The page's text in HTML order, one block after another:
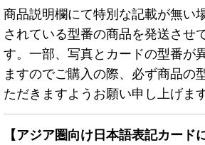
商品説明欄にて特別な記載が無い
されている型番の商品を発送させ
す。一部、写真とカードの型番が
ますのでご購入の際、必ず商品の
ただきますようお願い申し上げます
【アジア圏向け日本語表記カード